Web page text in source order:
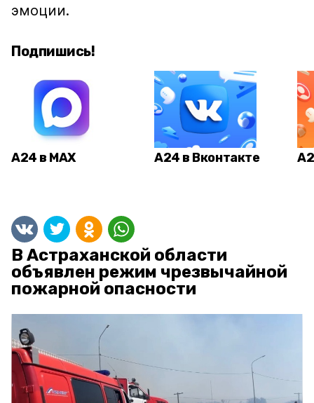
эмоции.
Подпишись!
А24 в MAX А24 в Вконтакте
В Астраханской области
объявлен режим чрезвычайной
пожарной опасности